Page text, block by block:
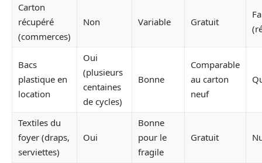
Carton
récupéré
(commerces)
Non Variable Gratuit
Bacs
plastique en
location
Oui
(plusieurs
centaines
de cycles)
Bonne
Comparable
au carton
neuf
Textiles du
foyer (draps,
serviettes)
Oui
Bonne
pour le
fragile
Gratuit